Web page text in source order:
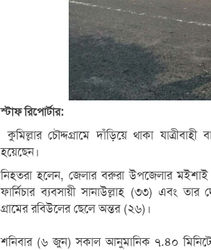
স্টাফ রিপোর্টার:
কুমিল্লার চৌদ্দগ্রামে দাঁড়িয়ে থাকা
হয়েছেন।
নিহতরা হলেন, জেলার বরুরা উপজেলার মইশাই
ফার্নিচার ব্যবসায়ী সানাউল্লাহ (৩৩) এবং
গ্রামের রবিউলের ছেলে অন্তর (২৬)।
‎শনিবার (৬ জুন) সকাল আনুমানিক ৭.৪০